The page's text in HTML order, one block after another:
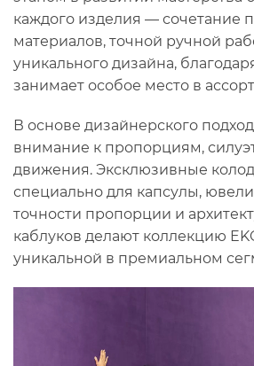
каждого изделия — сочетание
материалов, точной ручной
уникального дизайна,
занимает особое место в
В основе дизайнерского
внимание к пропорциям,
движения. Эксклюзивные
специально для капсулы,
точности пропорции и
каблуков делают коллекцию
уникальной в премиальном